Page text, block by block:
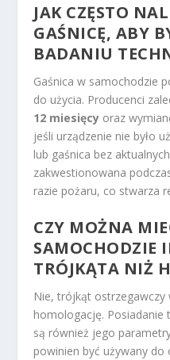
JAK CZĘSTO
GAŚNICĘ, ABY
BADANIU
Gaśnica w samochodzie
do użycia. Producenci
12 miesięcy oraz
jeśli urządzenie nie było
lub gaśnica bez
zakwestionowana
razie pożaru, co stwarza
CZY MOŻNA
SAMOCHODZIE
TRÓJKĄTA NIŻ
Nie, trójkąt
homologację. Posiadanie
są również jego
powinien być używany do